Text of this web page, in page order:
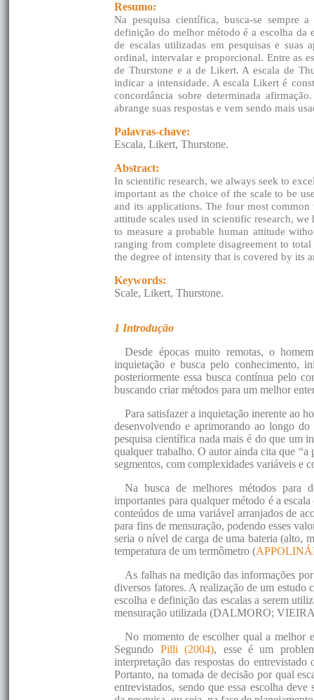
Resumo:
Na pesquisa científica, busca-se sempre
definição do melhor método é a escolha da
de escalas utilizadas em pesquisas e suas
ordinal, intervalar e proporcional. Entre as
de Thurstone e a de Likert. A escala de
indicar a intensidade. A escala Likert é
concordância sobre determinada
abrange suas respostas e vem sendo mais
Palavras-chave:
Escala, Likert, Thurstone.
Abstract:
In scientific research, we always seek to
important as the choice of the scale to be
and its applications. The four most
attitude scales used in scientific research,
to measure a probable human attitude
ranging from complete disagreement to
the degree of intensity that is covered by its
Keywords:
Scale, Likert, Thurstone.
1 Introdução
Desde épocas muito remotas, o
inquietação e busca pelo conhecimento,
posteriormente essa busca contínua pelo
buscando criar métodos para um melhor
Para satisfazer a inquietação inerente ao
desenvolvendo e aprimorando ao longo
pesquisa científica nada mais é do que um
qualquer trabalho. O autor ainda cita que “a
segmentos, com complexidades variáveis e
Na busca de melhores métodos para
importantes para qualquer método é a
conteúdos de uma variável arranjados de
para fins de mensuração, podendo esses
seria o nível de carga de uma bateria (alto,
temperatura de um termômetro (
As falhas na medição das informações
diversos fatores. A realização de um estudo
escolha e definição das escalas a serem
mensuração utilizada (DALMORO;
No momento de escolher qual a melhor
Segundo Pilli (2004), esse é um
interpretação das respostas do
Portanto, na tomada de decisão por qual
entrevistados, sendo que essa escolha